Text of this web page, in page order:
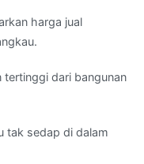
harga jual
tertinggi dari bangunan
tak sedap di dalam